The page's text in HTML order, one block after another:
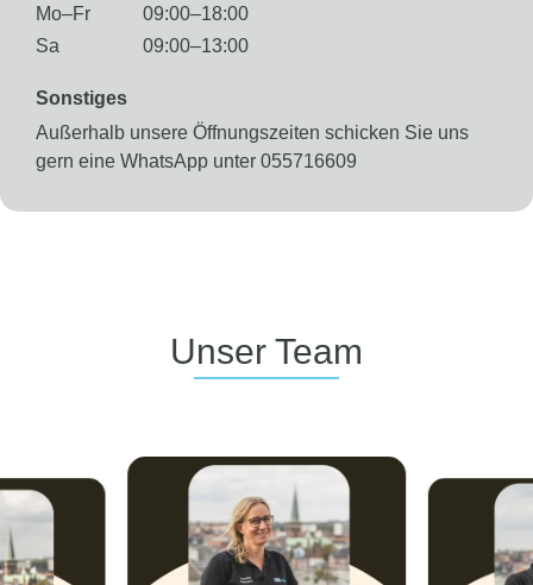
Mo–Fr
09:00–18:00
Sa
09:00–13:00
Sonstiges
Außerhalb unsere Öffnungszeiten schicken Sie uns
gern eine WhatsApp unter 055716609
Unser Team